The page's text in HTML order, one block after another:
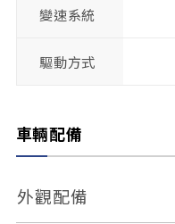
變速系統
驅動方式
車輛配備
外觀配備